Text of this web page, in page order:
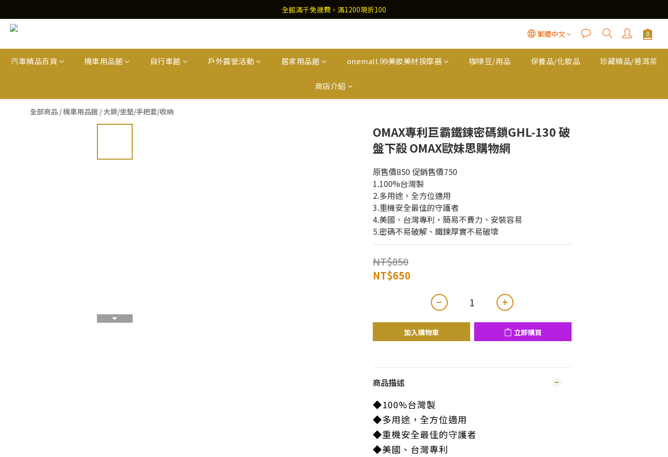
全館滿千免運費，滿1200現折100
繁體中文
汽車精品百貨 機車用品館 自行車館 戶外露營活動 居家用品館 onemall.99美妝美材按摩器 咖啡豆/用品 保養品/化妝品 珍藏精品/普洱茶
商店介紹
全部商品 /機車用品館 /大鎖/坐墊/手把套/收納
OMAX專利巨霸鐵鍊密碼鎖GHL-130 破
盤下殺 OMAX歐妹思購物網
原售價850 促銷售價750
1.100%台灣製
2.多用途，全方位適用
3.重機安全最佳的守護者
4.美國、台灣專利，簡易不費力、安裝容易
5.密碼不易破解、鐵鍊厚實不易破壞
NT$850
NT$650
加入購物車 立即購買
商品描述
◆100%台灣製
◆多用途，全方位適用
◆重機安全最佳的守護者
◆美國、台灣專利